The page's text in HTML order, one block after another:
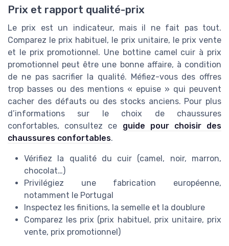
Prix et rapport qualité-prix
Le prix est un indicateur, mais il ne fait pas tout.
Comparez le prix habituel, le prix unitaire, le prix vente
et le prix promotionnel. Une bottine camel cuir à prix
promotionnel peut être une bonne affaire, à condition
de ne pas sacrifier la qualité. Méfiez-vous des offres
trop basses ou des mentions « epuise » qui peuvent
cacher des défauts ou des stocks anciens. Pour plus
d’informations sur le choix de chaussures
confortables, consultez ce guide pour choisir des
chaussures confortables.
Vérifiez la qualité du cuir (camel, noir, marron,
chocolat…)
Privilégiez une fabrication européenne,
notamment le Portugal
Inspectez les finitions, la semelle et la doublure
Comparez les prix (prix habituel, prix unitaire, prix
vente, prix promotionnel)